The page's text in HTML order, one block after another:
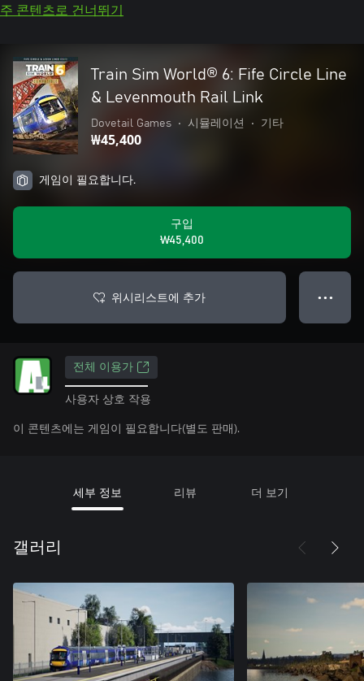
주 콘텐츠로 건너뛰기
Train Sim World® 6: Fife Circle Line
& Levenmouth Rail Link
Dovetail Games • 시뮬레이션 • 기타
₩45,400
게임이 필요합니다.
구입
₩45,400
위시리스트에 추가 ● ● ●
전체 이용가
사용자 상호 작용
이 콘텐츠에는 게임이 필요합니다(별도 판매).
세부 정보 리뷰 더 보기
갤러리